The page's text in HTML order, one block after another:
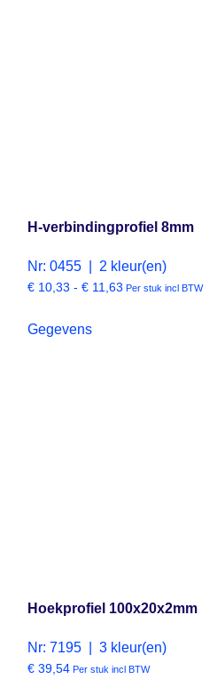
H-verbindingprofiel 8mm
Nr: 0455 | 2 kleur(en)
€ 10,33 - € 11,63 Per stuk incl BTW
Gegevens
Hoekprofiel 100x20x2mm
Nr: 7195 | 3 kleur(en)
€ 39,54 Per stuk incl BTW